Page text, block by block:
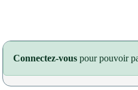
Connectez-vous pour pouvoir